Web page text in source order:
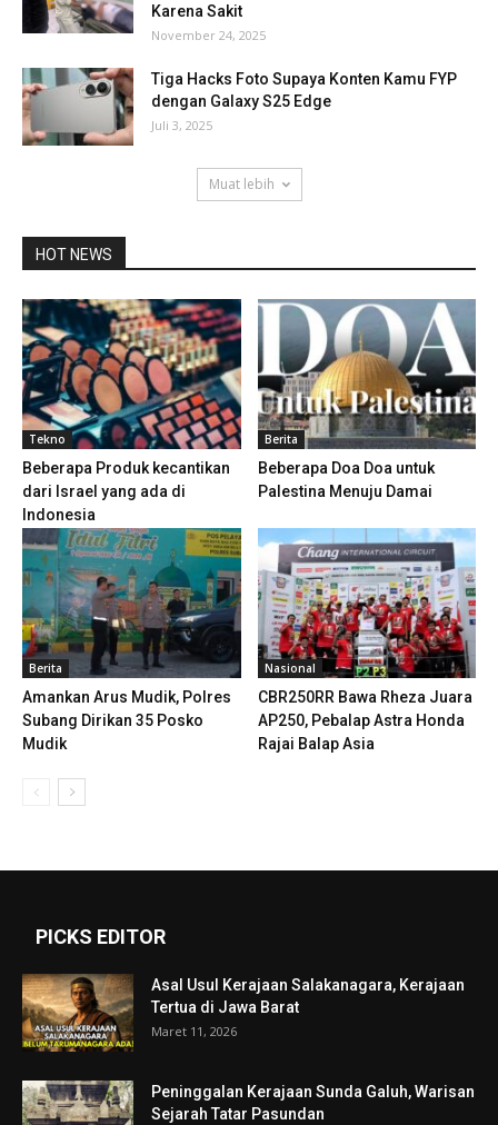
Karena Sakit
November 24, 2025
Tiga Hacks Foto Supaya Konten Kamu FYP
dengan Galaxy S25 Edge
Juli 3, 2025
Muat lebih
HOT NEWS
Tekno
Beberapa Produk kecantikan
dari Israel yang ada di
Indonesia
Berita
Beberapa Doa Doa untuk
Palestina Menuju Damai
Berita
Amankan Arus Mudik, Polres
Subang Dirikan 35 Posko
Mudik
Nasional
CBR250RR Bawa Rheza Juara
AP250, Pebalap Astra Honda
Rajai Balap Asia
PICKS EDITOR
Asal Usul Kerajaan Salakanagara, Kerajaan
Tertua di Jawa Barat
Maret 11, 2026
Peninggalan Kerajaan Sunda Galuh, Warisan
Sejarah Tatar Pasundan